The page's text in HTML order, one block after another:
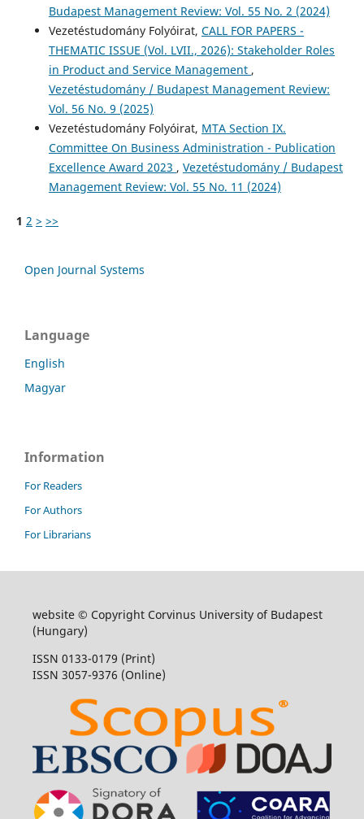
Budapest Management Review: Vol. 55 No. 2 (2024)
Vezetéstudomány Folyóirat, CALL FOR PAPERS -
THEMATIC ISSUE (Vol. LVII., 2026): Stakeholder Roles
in Product and Service Management ,
Vezetéstudomány / Budapest Management Review:
Vol. 56 No. 9 (2025)
Vezetéstudomány Folyóirat, MTA Section IX.
Committee On Business Administration - Publication
Excellence Award 2023 , Vezetéstudomány / Budapest
Management Review: Vol. 55 No. 11 (2024)
1 2 > >>
Open Journal Systems
Language
English
Magyar
Information
For Readers
For Authors
For Librarians
website © Copyright Corvinus University of Budapest
(Hungary)
ISSN 0133-0179 (Print)
ISSN 3057-9376 (Online)